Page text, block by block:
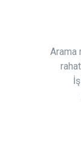
Arama